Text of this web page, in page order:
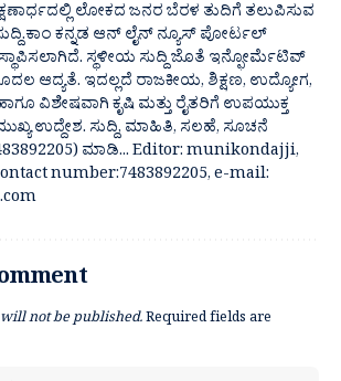
ಲೋಕದ ಜನರ ಬೆರಳ ತುದಿಗೆ ತಲುಪಿಸುವ
ಕನ್ನಡ ಆನ್ ಲೈನ್ ನ್ಯೂಸ್ ಪೋರ್ಟಲ್
ಸ್ಥಳೀಯ ಸುದ್ದಿ ಜೊತೆ ಇನ್ಫೋರ್ಮೆಟಿವ್
ಆದ್ಯತೆ. ಇದಲ್ಲದೆ ರಾಜಕೀಯ, ಶಿಕ್ಷಣ, ಉದ್ಯೋಗ,
ವಿಶೇಷವಾಗಿ ಕೃಷಿ ಮತ್ತು ರೈತರಿಗೆ ಉಪಯುಕ್ತ
ಉದ್ದೇಶ. ಸುದ್ದಿ, ಮಾಹಿತಿ, ಸಲಹೆ, ಸೂಚನೆ
ಮಾಡಿ... Editor: munikondajji,
number:7483892205, e-mail:
not be published.Required fields are